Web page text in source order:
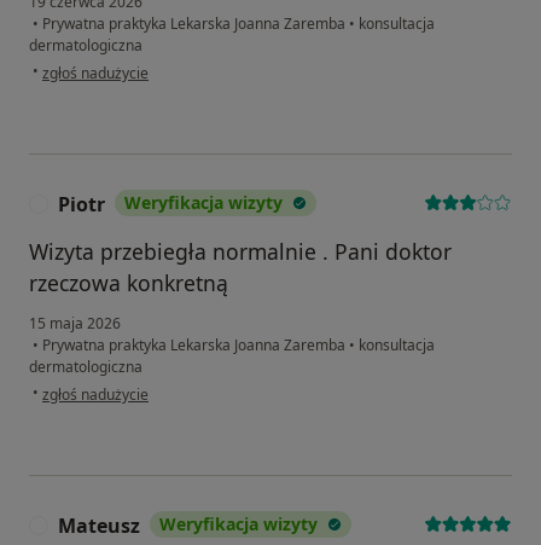
• Prywatna praktyka Lekarska Joanna Zaremba • konsultacja
dermatologiczna
• w opinii użytkownika Wiola
zgłoś nadużycie
Piotr Weryfikacja wizyty
Wizyta przebiegła normalnie . Pani doktor
rzeczowa konkretną
15 maja 2026
• Prywatna praktyka Lekarska Joanna Zaremba • konsultacja
dermatologiczna
• w opinii użytkownika Piotr
zgłoś nadużycie
Mateusz Weryfikacja wizyty